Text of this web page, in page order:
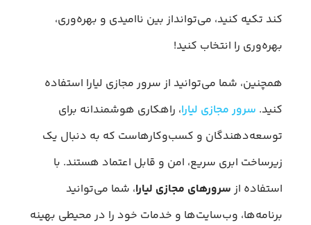
کند تکیه کنید، می‌توانداز بین ناامیدی و بهره‌وری،
بهره‌وری را انتخاب کنید!
همچنین، شما می‌توانید از سرور مجازی لیارا استفاده
کنید. سرور مجازی لیارا، راهکاری هوشمندانه برای
توسعه‌دهندگان و کسب‌وکارهاست که به دنبال یک
زیرساخت ابری سریع، امن و قابل اعتماد هستند. با
استفاده از سرورهای مجازی لیارا، شما می‌توانید
برنامه‌ها، وب‌سایت‌ها و خدمات خود را در محیطی بهینه